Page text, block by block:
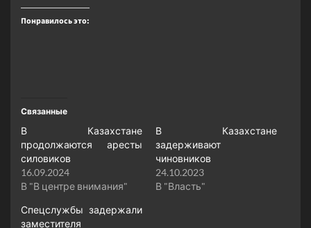
Понравилось это:
Связанные
В Казахстане
продолжаются аресты
силовиков
16.09.2024
В "В центре внимания"
В Казахстане
задерживают
чиновников
24.10.2023
В "Власть"
Спецслужбы задержали
заместителя